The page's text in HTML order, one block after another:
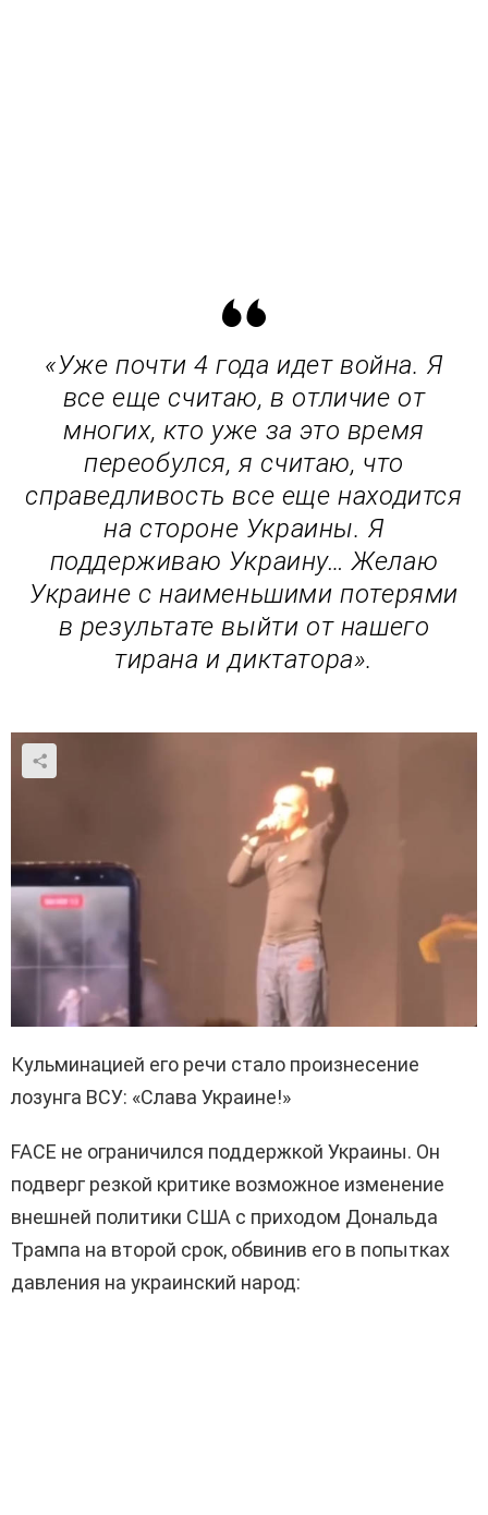
«Уже почти 4 года идет война. Я
все еще считаю, в отличие от
многих, кто уже за это время
переобулся, я считаю, что
справедливость все еще находится
на стороне Украины. Я
поддерживаю Украину… Желаю
Украине с наименьшими потерями
в результате выйти от нашего
тирана и диктатора».
Кульминацией его речи стало произнесение
лозунга ВСУ: «Слава Украине!»
FACE не ограничился поддержкой Украины. Он
подверг резкой критике возможное изменение
внешней политики США с приходом Дональда
Трампа на второй срок, обвинив его в попытках
давления на украинский народ: